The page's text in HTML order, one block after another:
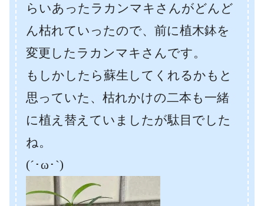
らいあったラカンマキさんがどんど
ん枯れていったので、前に植木鉢を
変更したラカンマキさんです。
もしかしたら蘇生してくれるかもと
思っていた、枯れかけの二本も一緒
に植え替えていましたが駄目でした
ね。
(´･ω･`)